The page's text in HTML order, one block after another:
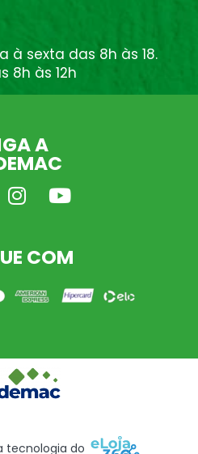
à sexta das 8h às 18.
8h às 12h
A
COM
tecnologia do